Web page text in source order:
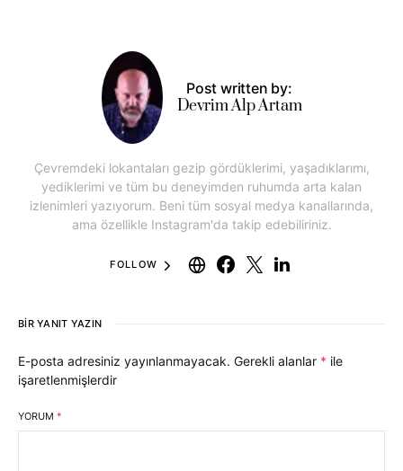
Post written by:
Devrim Alp Artam
Çevremdeki lokantaları gezip gördüklerimi, yaşadıklarımı,
yediklerimi ve tüm bu deneyimden ruhumda arta kalan
izlenimleri yazıyorum. Beni tüm sosyal medya kanallarında,
ama özellikle Instagram'da takip edebiliriniz.
FOLLOW
BIR YANIT YAZIN
E-posta adresiniz yayınlanmayacak. Gerekli alanlar * ile
işaretlenmişlerdir
YORUM *